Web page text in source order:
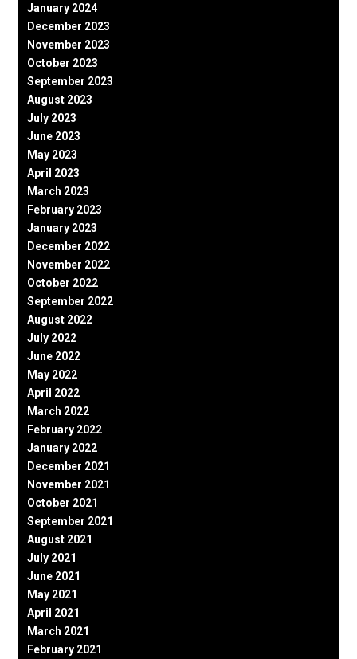
January 2024
December 2023
November 2023
October 2023
September 2023
August 2023
July 2023
June 2023
May 2023
April 2023
March 2023
February 2023
January 2023
December 2022
November 2022
October 2022
September 2022
August 2022
July 2022
June 2022
May 2022
April 2022
March 2022
February 2022
January 2022
December 2021
November 2021
October 2021
September 2021
August 2021
July 2021
June 2021
May 2021
April 2021
March 2021
February 2021